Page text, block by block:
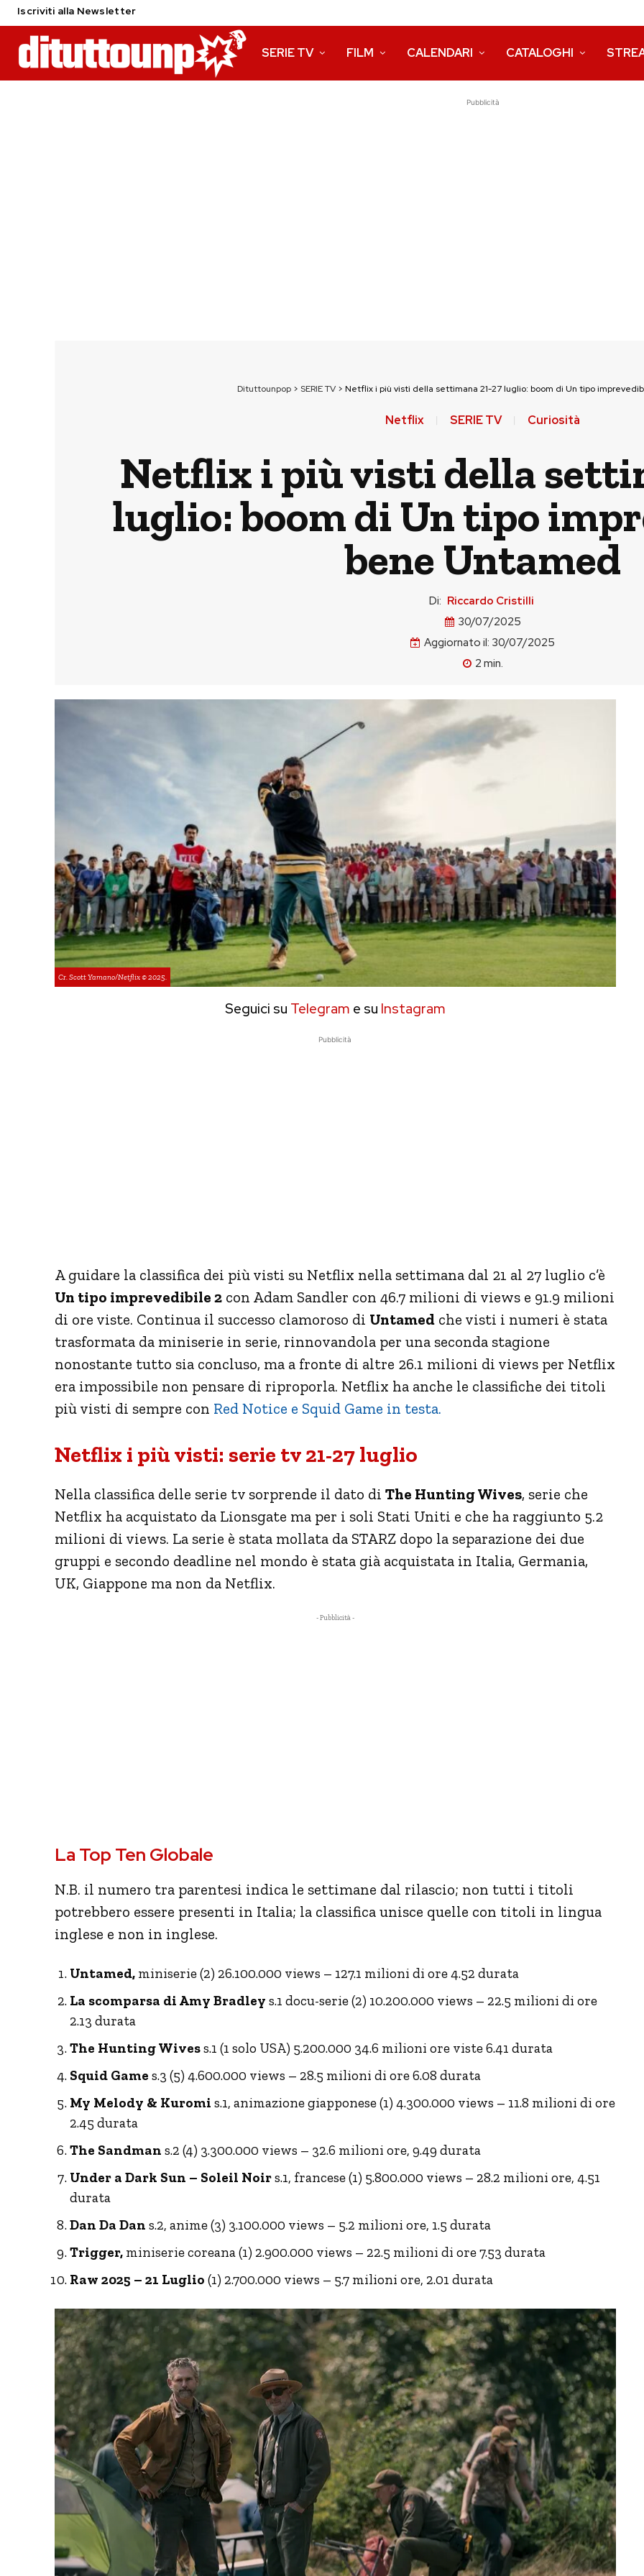
Iscriviti alla Newsletter
SERIE TV FILM CALENDARI CATALOGHI
Pubblicità
Dituttounpop> SERIE TV> Netflix i più visti della settimana 21-27 luglio: boom di Un tipo
Netflix SERIE TV Curiosità
Netflix i più visti della
luglio: boom di Un tipo
bene Untamed
Di: Riccardo Cristilli
30/07/2025
Aggiornato il: 30/07/2025
2 min.
Cr. Scott Yamano/Netflix © 2025.
Seguici su Telegram e su Instagram
Pubblicità
A guidare la classifica dei più visti su Netflix nella settimana dal 21 al 27 luglio c’è
Un tipo imprevedibile 2 con Adam Sandler con 46.7 milioni di views e 91.9 milioni
di ore viste. Continua il successo clamoroso di Untamed che visti i numeri è stata
trasformata da miniserie in serie, rinnovandola per una seconda stagione
nonostante tutto sia concluso, ma a fronte di altre 26.1 milioni di views per Netflix
era impossibile non pensare di riproporla. Netflix ha anche le classifiche dei titoli
più visti di sempre con Red Notice e Squid Game in testa.
Netflix i più visti: serie tv 21-27 luglio
Nella classifica delle serie tv sorprende il dato di The Hunting Wives, serie che
Netflix ha acquistato da Lionsgate ma per i soli Stati Uniti e che ha raggiunto 5.2
milioni di views. La serie è stata mollata da STARZ dopo la separazione dei due
gruppi e secondo deadline nel mondo è stata già acquistata in Italia, Germania,
UK, Giappone ma non da Netflix.
- Pubblicità -
La Top Ten Globale
N.B. il numero tra parentesi indica le settimane dal rilascio; non tutti i titoli
potrebbero essere presenti in Italia; la classifica unisce quelle con titoli in lingua
inglese e non in inglese.
Untamed, miniserie (2) 26.100.000 views – 127.1 milioni di ore 4.52 durata
La scomparsa di Amy Bradley s.1 docu-serie (2) 10.200.000 views – 22.5 milioni di ore
2.13 durata
The Hunting Wivess.1 (1 solo USA) 5.200.000 34.6 milioni ore viste 6.41 durata
Squid Game s.3 (5) 4.600.000 views – 28.5 milioni di ore 6.08 durata
My Melody & Kuromi s.1, animazione giapponese (1) 4.300.000 views – 11.8 milioni di ore
2.45 durata
The Sandman s.2 (4) 3.300.000 views – 32.6 milioni ore, 9.49 durata
Under a Dark Sun – Soleil Noirs.1, francese (1) 5.800.000 views – 28.2 milioni ore, 4.51
durata
Dan Da Dan s.2, anime (3) 3.100.000 views – 5.2 milioni ore, 1.5 durata
Trigger, miniserie coreana (1) 2.900.000 views – 22.5 milioni di ore 7.53 durata
Raw 2025 – 21 Luglio (1) 2.700.000 views – 5.7 milioni ore, 2.01 durata